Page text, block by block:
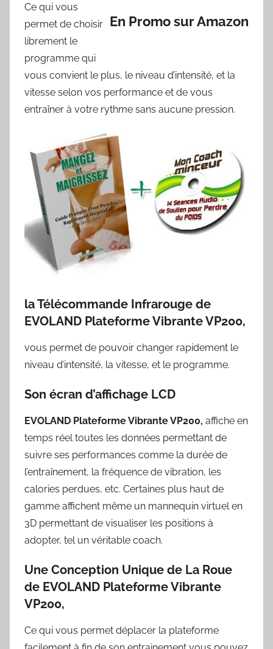
En Promo sur Amazon
Ce qui vous
permet de choisir
librement le
programme qui
vous convient le plus, le niveau d’intensité, et la
vitesse selon vos performance et de vous
entraîner à votre rythme sans aucune pression.
la Télécommande Infrarouge de
EVOLAND Plateforme Vibrante VP200,
vous permet de pouvoir changer rapidement le
niveau d’intensité, la vitesse, et le programme.
Son écran d’affichage LCD
EVOLAND Plateforme Vibrante VP200, affiche en
temps réel toutes les données permettant de
suivre ses performances comme la durée de
l’entraînement, la fréquence de vibration, les
calories perdues, etc. Certaines plus haut de
gamme affichent même un mannequin virtuel en
3D permettant de visualiser les positions à
adopter, tel un véritable coach.
Une Conception Unique de La Roue
de EVOLAND Plateforme Vibrante
VP200,
Ce qui vous permet déplacer la plateforme